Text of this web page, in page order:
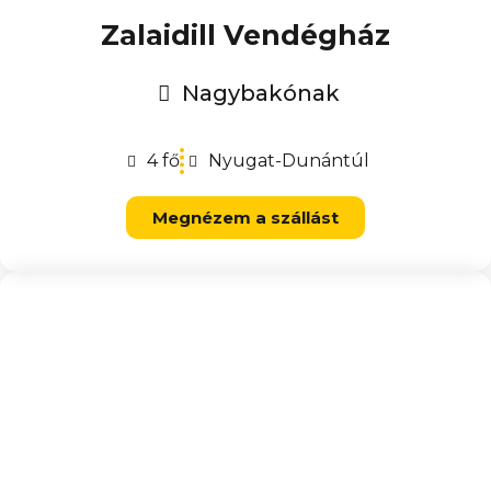
Zalaidill Vendégház
Nagybakónak
4 fő Nyugat-Dunántúl
Megnézem a szállást